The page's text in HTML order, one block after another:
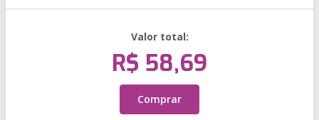
Valor total:
R$ 58,69
Comprar